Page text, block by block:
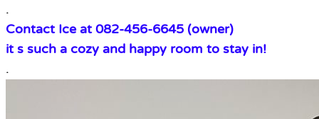
.
Contact Ice at 082-456-6645 (owner)
it s such a cozy and happy room to stay in!
.